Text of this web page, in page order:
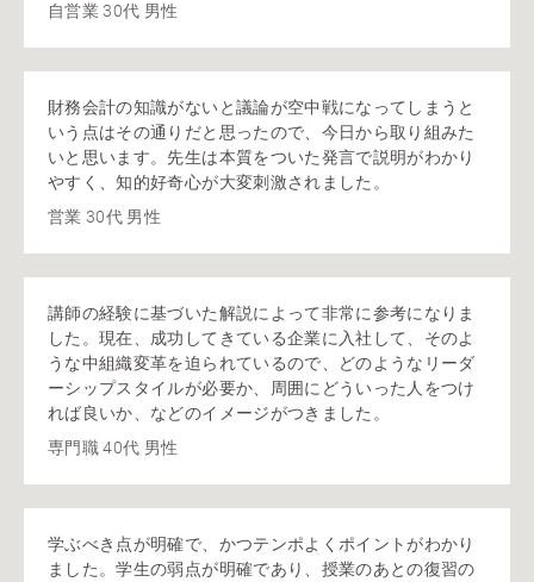
自営業 30代 男性
財務会計の知識がないと議論が空中戦になってしまうと
いう点はその通りだと思ったので、今日から取り組みた
いと思います。先生は本質をついた発言で説明がわかり
やすく、知的好奇心が大変刺激されました。
営業 30代 男性
講師の経験に基づいた解説によって非常に参考になりま
した。現在、成功してきている企業に入社して、そのよ
うな中組織変革を迫られているので、どのようなリーダ
ーシップスタイルが必要か、周囲にどういった人をつけ
れば良いか、などのイメージがつきました。
専門職 40代 男性
学ぶべき点が明確で、かつテンポよくポイントがわかり
ました。学生の弱点が明確であり、授業のあとの復習の